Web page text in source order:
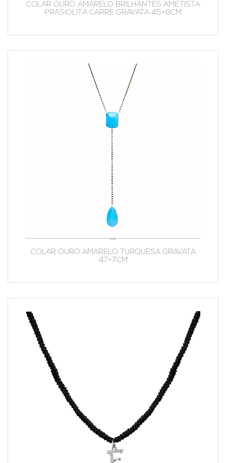
COLAR OURO AMARELO BRILHANTES AMETISTA
PRASIOLITA CARRE GRAVATA 45+8CM
COLAR OURO AMARELO TURQUESA GRAVATA
47+7CM